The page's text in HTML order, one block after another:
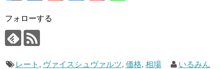
フォローする
レート , ヴァイスシュヴァルツ, 価格, 相場 いるみん